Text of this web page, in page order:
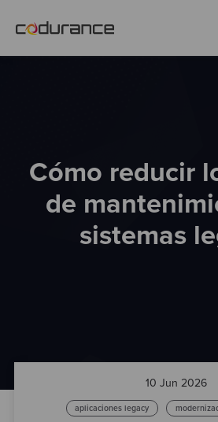
Servicios
Test
Cómo reducir
de
sistemas
10 Jun 2026
aplicaciones legacy